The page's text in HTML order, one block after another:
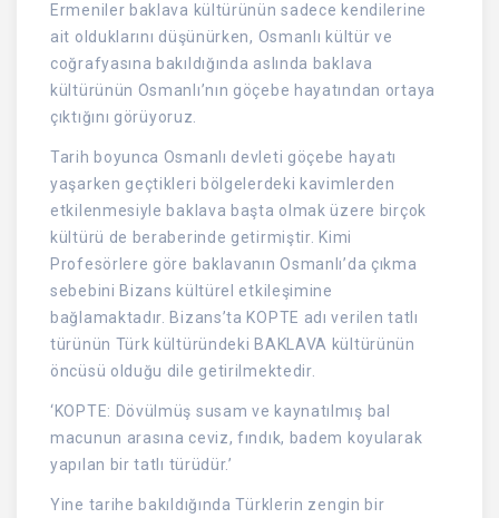
Ermeniler baklava kültürünün sadece kendilerine
ait olduklarını düşünürken, Osmanlı kültür ve
coğrafyasına bakıldığında aslında baklava
kültürünün Osmanlı’nın göçebe hayatından ortaya
çıktığını görüyoruz.
Tarih boyunca Osmanlı devleti göçebe hayatı
yaşarken geçtikleri bölgelerdeki kavimlerden
etkilenmesiyle baklava başta olmak üzere birçok
kültürü de beraberinde getirmiştir. Kimi
Profesörlere göre baklavanın Osmanlı’da çıkma
sebebini Bizans kültürel etkileşimine
bağlamaktadır. Bizans’ta KOPTE adı verilen tatlı
türünün Türk kültüründeki BAKLAVA kültürünün
öncüsü olduğu dile getirilmektedir.
‘KOPTE: Dövülmüş susam ve kaynatılmış bal
macunun arasına ceviz, fındık, badem koyularak
yapılan bir tatlı türüdür.’
Yine tarihe bakıldığında Türklerin zengin bir